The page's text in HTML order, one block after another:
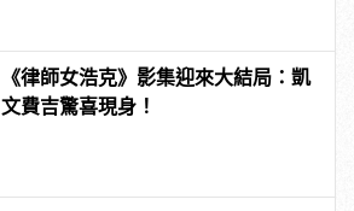
《律師女浩克》影集迎來大結局：凱
文費吉驚喜現身！